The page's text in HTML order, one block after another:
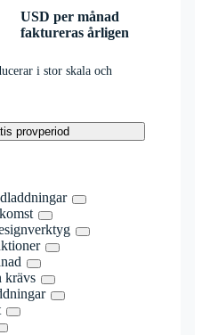
USD per månad
faktureras årligen
i stor skala och
provperiod
krävs